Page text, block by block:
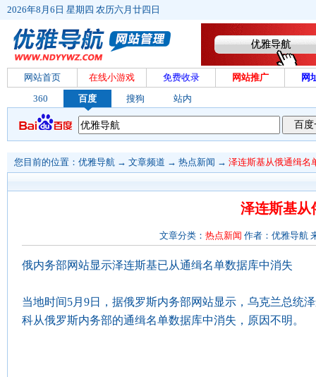
2026年8月6日 星期四 农历六月廿四日
网站首页 在线小游戏 免费收录 网站推广
网
360
百度 搜狗 站内
您目前的位置： 优雅导航 → 文章频道 → 热点新闻 → 泽连斯基从俄通缉名
泽连斯基从
文章分类： 热点新闻 作者：优雅导航
俄内务部网站显示泽连斯基已从通缉名单数据库中消失
当地时间5月9日，据俄罗斯内务部网站显示，乌克兰总统
科从俄罗斯内务部的通缉名单数据库中消失，原因不明。